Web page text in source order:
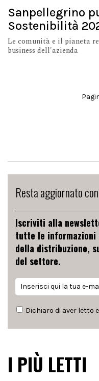
Sanpellegrino
Sostenibilità
Le comunità e il pianeta
business dell'azienda
Resta aggiornato
Iscriviti alla
tutte le informazioni
della distribuzione,
del settore.
Dichiaro di aver letto
I PIÙ LETTI